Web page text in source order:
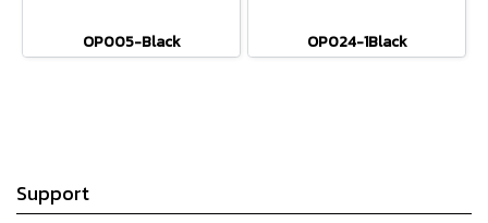
OP005-Black OP024-1Black
Support